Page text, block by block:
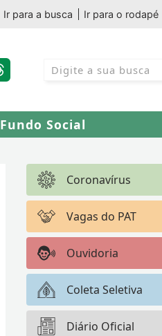
Ir para a busca Ir para o rodapé
Fundo Social
Coronavírus
Vagas do PAT
Ouvidoria
Coleta Seletiva
Diário Oficial